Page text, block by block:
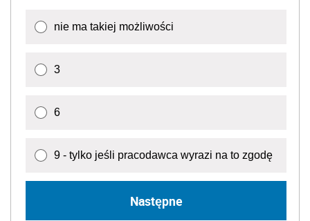
nie ma takiej możliwości
3
6
9 - tylko jeśli pracodawca wyrazi na to zgodę
Następne